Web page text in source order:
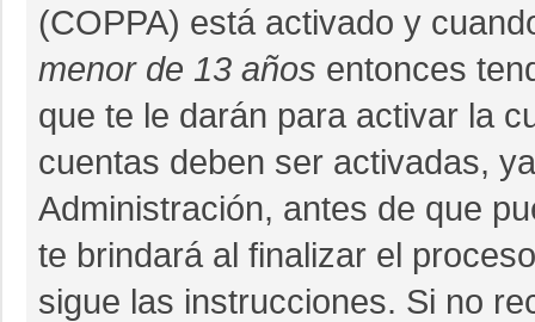
(COPPA) está activado y
menor de 13 años entonces
que te le darán para activar la
cuentas deben ser activadas,
Administración, antes de que
te brindará al finalizar el
sigue las instrucciones. Si no